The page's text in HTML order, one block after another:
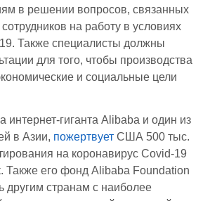
в решении вопросов, связанных
на работу в условиях
Также специалисты должны
для того, чтобы производства
и социальные цели
гиганта Alibaba и один из
в Азии, пожертвует США 500 тыс.
на коронавирус Covid-19
Также его фонд Alibaba Foundation
другим странам с наиболее